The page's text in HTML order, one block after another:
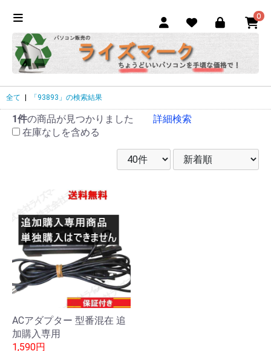
0
全て 「93893」の検索結果
1件の商品が見つかりました
詳細検索
在庫なしを含める
ACアダプター 型番混在 追
加購入専用
1,590円